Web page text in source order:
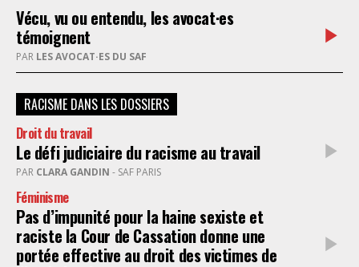
Vécu, vu ou entendu, les avocat·es
témoignent
PAR LES AVOCAT·ES DU SAF
RACISME DANS LES DOSSIERS
Droit du travail
Le défi judiciaire du racisme au travail
PAR CLARA GANDIN - SAF PARIS
Féminisme
Pas d’impunité pour la haine sexiste et
raciste la Cour de Cassation donne une
portée effective au droit des victimes de